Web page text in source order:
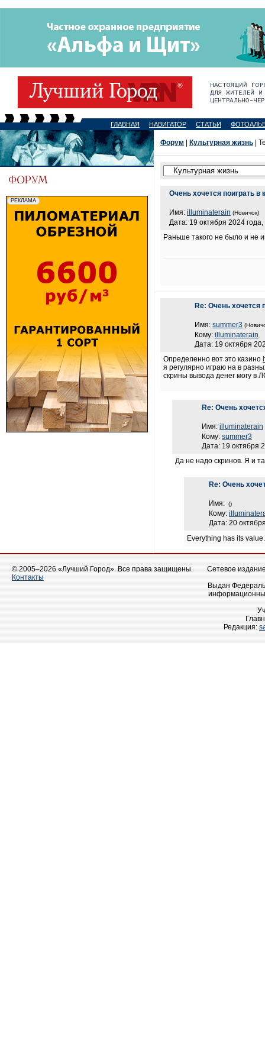
ГЛАВНАЯ НАВИГАТОР СТАТЬИ
Форум Культурная жизнь |
Очень хочется поиграть в
Имя: illuminaterain (Новичок)
Дата: 19 октября 2024
Раньше такого не было и не
Re: Очень хочется
Имя: summer3
Кому: illuminaterain
Дата: 19 октября
Определенно вот это казино
я регулярно играю на в
скрины вывода денег могу в
Re: Очень
Имя: illuminaterain
Кому: summer3
Дата: 19 октября
Да не надо скринов. Я и
Re: Очень
Имя: ()
Кому:
Дата: 20
Everything has its
© 2005–2026 «Лучший Город». Все права защищены.
Контакты
Сетевое
Выдан
Редакция: